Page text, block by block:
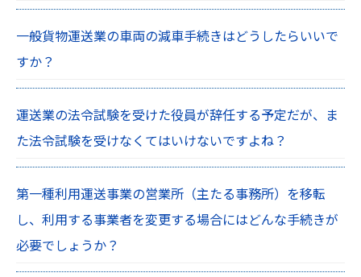
一般貨物運送業の車両の減車手続きはどうしたらいいで
すか？
運送業の法令試験を受けた役員が辞任する予定だが、ま
た法令試験を受けなくてはいけないですよね？
第一種利用運送事業の営業所（主たる事務所）を移転
し、利用する事業者を変更する場合にはどんな手続きが
必要でしょうか？